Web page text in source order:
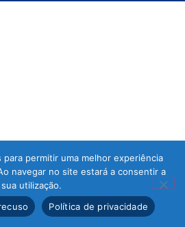
permitir uma melhor experiência
navegar no site estará a consentir a
sua utilização.
Política de privacidade